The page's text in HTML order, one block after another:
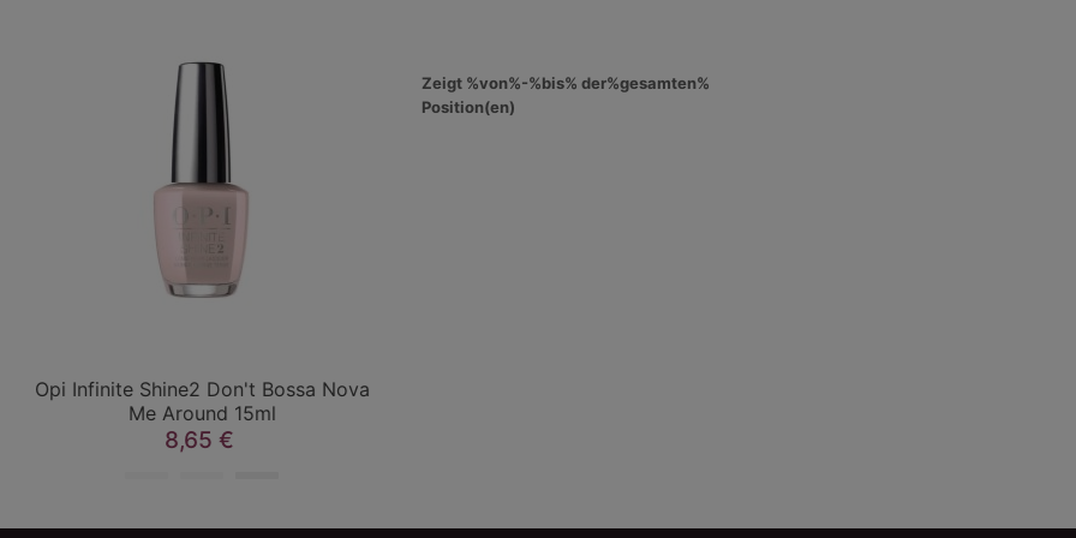
Opi Infinite Shine2 Don't Bossa Nova
Me Around 15ml
8,65 €
Zeigt %von%-%bis% der%gesamten%
Position(en)